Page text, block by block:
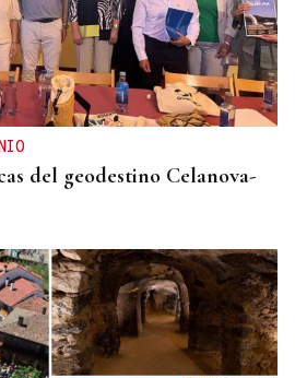
del geodestino Celanova-